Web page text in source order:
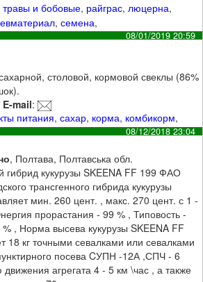
травы и бобовые, райграс,люцерна,
,семена,
08/01/2019 20:59
столовой, кормовой свеклы (86%
E-mail:
питания,сахар, корма, комбикорм,
08/12/2018 23:04
, Полтава, Полтавська обл.
гибрид кукурузы SKEENA FF 199 ФАО
трансгенного гибрида кукурузы
мин. 260 цент. , макс. 270 цент. с 1 -
прорастания - 99 % , Типовость -
, Норма высева кукурузы SKEENA FF
18 кг точными севалками или севалками
посева CУПН -12А ,СПЧ - 6
агрегата 4 - 5 км \час , а также